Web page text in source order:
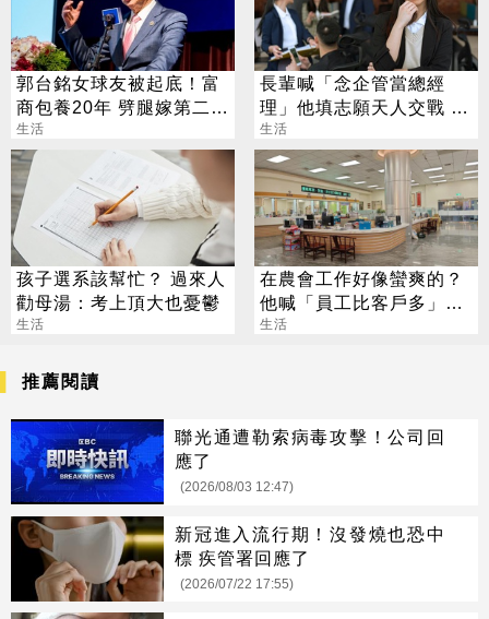
郭台銘女球友被起底！富
商包養20年 劈腿嫁第二任
老公
生活
長輩喊「念企管當總經
理」他填志願天人交戰 過
來人曝殘酷真相
生活
孩子選系該幫忙？ 過來人
勸母湯：考上頂大也憂鬱
生活
在農會工作好像蠻爽的？
他喊「員工比客戶多」內
行人曝真相
生活
推薦閱讀
聯光通遭勒索病毒攻擊！公司回
應了
(2026/08/03 12:47)
新冠進入流行期！沒發燒也恐中
標 疾管署回應了
(2026/07/22 17:55)